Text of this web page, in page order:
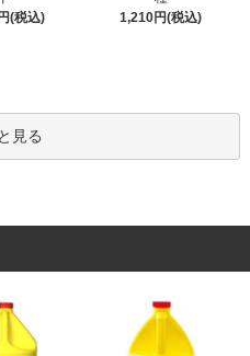
(税込)
1,210円(税込)
見る